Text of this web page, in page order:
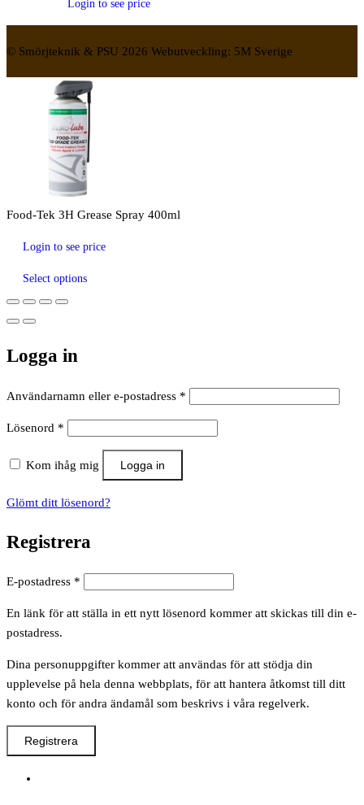
Login to see price
© Smörjteknik & PSU 2026 Webutveckling: 5M Sverige
Food-Tek 3H Grease Spray 400ml
Login to see price
Select options
Logga in
Användarnamn eller e-postadress *
Lösenord *
Kom ihåg mig Logga in
Glömt ditt lösenord?
Registrera
E-postadress *
En länk för att ställa in ett nytt lösenord kommer att skickas till din e-
postadress.
Dina personuppgifter kommer att användas för att stödja din
upplevelse på hela denna webbplats, för att hantera åtkomst till ditt
konto och för andra ändamål som beskrivs i våra regelverk.
Registrera